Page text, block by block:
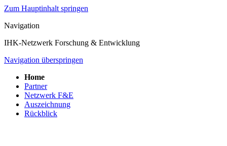
Zum Hauptinhalt springen
Navigation
IHK-Netzwerk Forschung & Entwicklung
Navigation überspringen
Home
Partner
Netzwerk F&E
Auszeichnung
Rückblick